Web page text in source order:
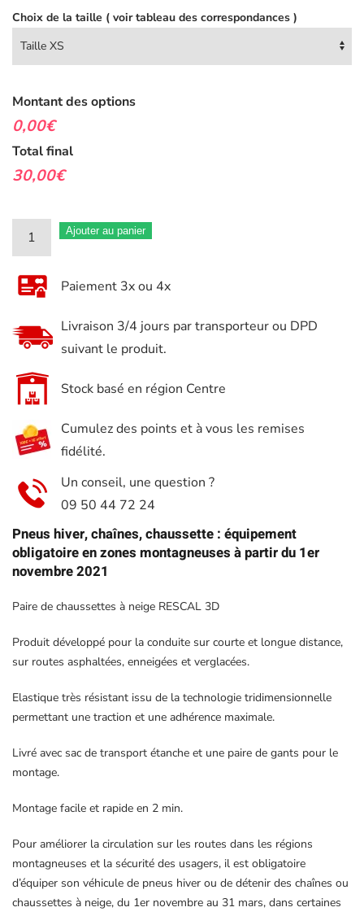
Choix de la taille ( voir tableau des correspondances )
Montant des options
0,00€
Total final
30,00€
quantité
de
RESCAL
Chaussettes
Neige
pour
–
Antidérapantes
et
Homologuées
Loi
Montagne
pour
SUV
–
Pratique
Chaînes
Ajouter au panier
Paiement 3x ou 4x
Livraison 3/4 jours par transporteur ou DPD
suivant le produit.
Stock basé en région Centre
Cumulez des points et à vous les remises
fidélité.
Un conseil, une question ?
09 50 44 72 24
Pneus hiver, chaînes, chaussette : équipement
obligatoire en zones montagneuses à partir du 1er
novembre 2021
Paire de chaussettes à neige RESCAL 3D
Produit développé pour la conduite sur courte et longue distance,
sur routes asphaltées, enneigées et verglacées.
Elastique très résistant issu de la technologie tridimensionnelle
permettant une traction et une adhérence maximale.
Livré avec sac de transport étanche et une paire de gants pour le
montage.
Montage facile et rapide en 2 min.
Pour améliorer la circulation sur les routes dans les régions
montagneuses et la sécurité des usagers, il est obligatoire
d’équiper son véhicule de pneus hiver ou de détenir des chaînes ou
chaussettes à neige, du 1er novembre au 31 mars, dans certaines